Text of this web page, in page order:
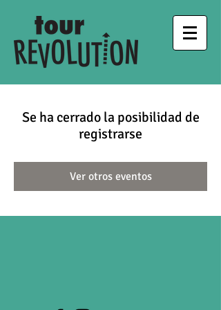
Se ha cerrado la posibilidad de
registrarse
Ver otros eventos